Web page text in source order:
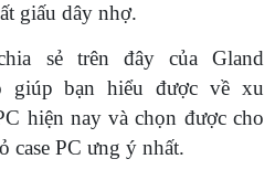
giấu dây nhợ.
sẻ trên đây của Gland
giúp bạn hiểu được về xu
hiện nay và chọn được cho
case PC ưng ý nhất.